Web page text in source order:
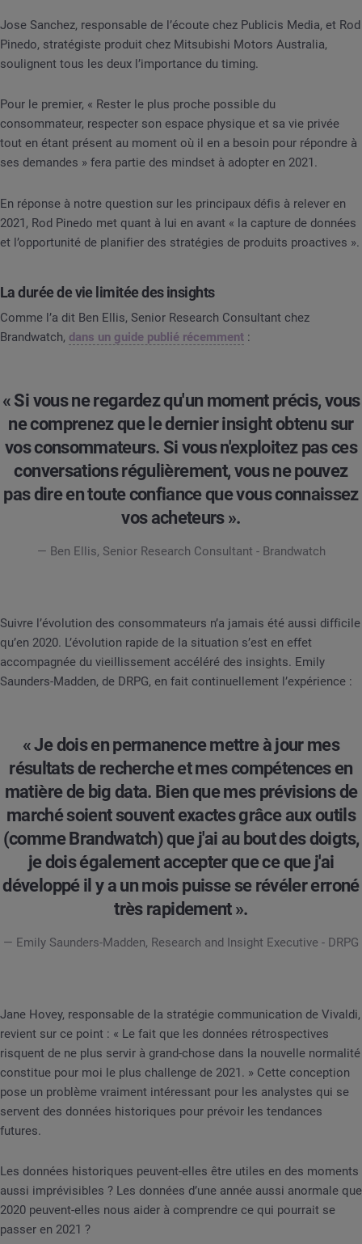
Jose Sanchez, responsable de l’écoute chez Publicis Media, et Rod
Pinedo, stratégiste produit chez Mitsubishi Motors Australia,
soulignent tous les deux l’importance du timing.
Pour le premier, « Rester le plus proche possible du
consommateur, respecter son espace physique et sa vie privée
tout en étant présent au moment où il en a besoin pour répondre à
ses demandes » fera partie des mindset à adopter en 2021.
En réponse à notre question sur les principaux défis à relever en
2021, Rod Pinedo met quant à lui en avant « la capture de données
et l’opportunité de planifier des stratégies de produits proactives ».
La durée de vie limitée des insights
Comme l’a dit Ben Ellis, Senior Research Consultant chez
Brandwatch, dans un guide publié récemment :
« Si vous ne regardez qu'un moment précis, vous
ne comprenez que le dernier insight obtenu sur
vos consommateurs. Si vous n'exploitez pas ces
conversations régulièrement, vous ne pouvez
pas dire en toute confiance que vous connaissez
vos acheteurs ».
— Ben Ellis, Senior Research Consultant - Brandwatch
Suivre l’évolution des consommateurs n’a jamais été aussi difficile
qu’en 2020. L’évolution rapide de la situation s’est en effet
accompagnée du vieillissement accéléré des insights. Emily
Saunders-Madden, de DRPG, en fait continuellement l’expérience :
« Je dois en permanence mettre à jour mes
résultats de recherche et mes compétences en
matière de big data. Bien que mes prévisions de
marché soient souvent exactes grâce aux outils
(comme Brandwatch) que j'ai au bout des doigts,
je dois également accepter que ce que j'ai
développé il y a un mois puisse se révéler erroné
très rapidement ».
— Emily Saunders-Madden, Research and Insight Executive - DRPG
Jane Hovey, responsable de la stratégie communication de Vivaldi,
revient sur ce point : « Le fait que les données rétrospectives
risquent de ne plus servir à grand-chose dans la nouvelle normalité
constitue pour moi le plus challenge de 2021. » Cette conception
pose un problème vraiment intéressant pour les analystes qui se
servent des données historiques pour prévoir les tendances
futures.
Les données historiques peuvent-elles être utiles en des moments
aussi imprévisibles ? Les données d’une année aussi anormale que
2020 peuvent-elles nous aider à comprendre ce qui pourrait se
passer en 2021 ?